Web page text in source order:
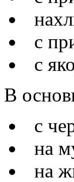
с
с
В
с
на
на